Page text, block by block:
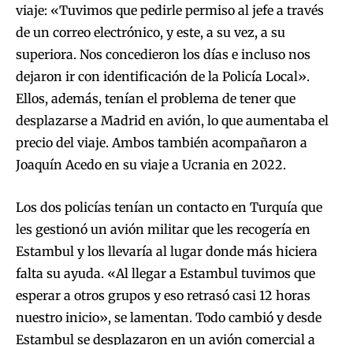
viaje: «Tuvimos que pedirle permiso al jefe a través
de un correo electrónico, y este, a su vez, a su
superiora. Nos concedieron los días e incluso nos
dejaron ir con identificación de la Policía Local».
Ellos, además, tenían el problema de tener que
desplazarse a Madrid en avión, lo que aumentaba el
precio del viaje. Ambos también acompañaron a
Joaquín Acedo en su viaje a Ucrania en 2022.
Los dos policías tenían un contacto en Turquía que
les gestionó un avión militar que les recogería en
Estambul y los llevaría al lugar donde más hiciera
falta su ayuda. «Al llegar a Estambul tuvimos que
esperar a otros grupos y eso retrasó casi 12 horas
nuestro inicio», se lamentan. Todo cambió y desde
Estambul se desplazaron en un avión comercial a